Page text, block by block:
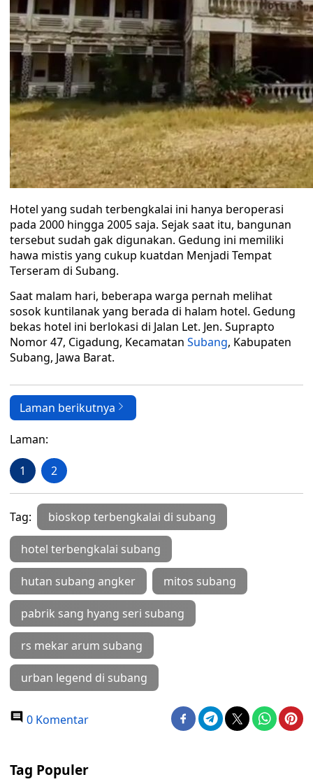
Hotel yang sudah terbengkalai ini hanya beroperasi
pada 2000 hingga 2005 saja. Sejak saat itu, bangunan
tersebut sudah gak digunakan. Gedung ini memiliki
hawa mistis yang cukup kuatdan Menjadi Tempat
Terseram di Subang.
Saat malam hari, beberapa warga pernah melihat
sosok kuntilanak yang berada di halam hotel. Gedung
bekas hotel ini berlokasi di Jalan Let. Jen. Suprapto
Nomor 47, Cigadung, Kecamatan Subang, Kabupaten
Subang, Jawa Barat.
Laman berikutnya
Laman:
1 2
Tag: bioskop terbengkalai di subang
hotel terbengkalai subang
hutan subang angker mitos subang
pabrik sang hyang seri subang
rs mekar arum subang
urban legend di subang
0 Komentar
Tag Populer